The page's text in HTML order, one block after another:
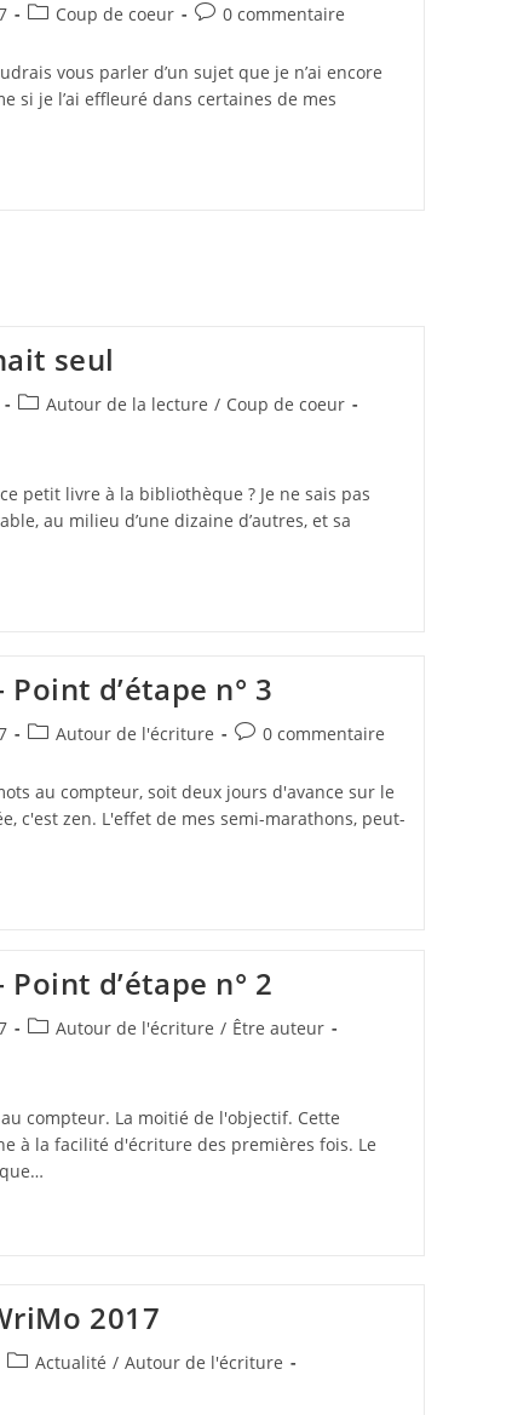
PostCoup de coeur
Commentaires
la
publication :
0 commentaire
vous parler d’un sujet que je n’ai encore
si je l’ai effleuré dans certaines de mes
seul
PostAutour de la lecture / Coup de coeur
petit livre à la bibliothèque ? Je ne sais pas
au milieu d’une dizaine d’autres, et sa
d’étape n° 3
PostAutour de l'écriture
Commentaires
la
publication :
0 commentaire
au compteur, soit deux jours d'avance sur le
c'est zen. L'effet de mes semi-marathons, peut-
d’étape n° 2
PostAutour de l'écriture / Être auteur
compteur. La moitié de l'objectif. Cette
à la facilité d'écriture des premières fois. Le
2017
PostActualité / Autour de l'écriture